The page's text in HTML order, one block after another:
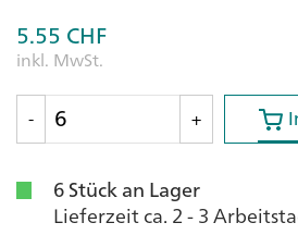
5.55 CHF
inkl. MwSt.
-
+
6 Stück an Lager
Lieferzeit ca. 2 - 3